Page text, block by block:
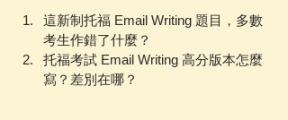
這新制托福 Email Writing 題目，多數
考生作錯了什麼？
托福考試 Email Writing 高分版本怎麼
寫？差別在哪？